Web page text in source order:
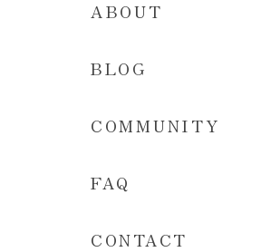
ABOUT
BLOG
COMMUNITY
FAQ
CONTACT